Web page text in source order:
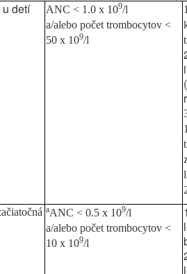
detí
ANC < 1.0 x 109/l
a/alebo počet trombocytov <
50 x 109/l
aANC < 0.5 x 109/l
a/alebo počet trombocytov <
10 x 109/l